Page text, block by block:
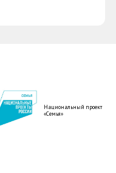
Национальный проект
«Семья»